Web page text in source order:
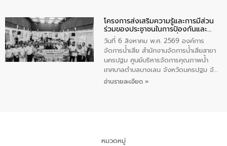
ประชาชน ตัวแทนจากโรงแรมต่างๆ ในเขต
เทศบาลตำบลราไวย์ ศูนย์บริหารจัดการ
คุณภาพน้ำเทศบาลตำบลราไวย์ นำโดยนาย
น้อย แก้วเศษ ผู้จัดการสำนักงานจัดการน้ำ
เสียสาขาภูเก็ต พร้อมด้วยเจ้าหน้าที่ จำนวน
5 คน ร่วมทำกิจกรรม ทำความสะอาด
ชายหาดและแหล่งท่องเที่ยว ณ บริเวณ
โครงการส่งเสริมความรู้และการมีส่วน
ร่วมของประชาชนในการป้องกันและ
แก้ไขปัญหาน้ำเสียอย่างยั่งยืน
วันที่ 6 สิงหาคม พ.ศ. 2569 องค์การ
จัดการน้ำเสีย สำนักงานจัดการน้ำเสียสาขา
นครปฐม ศูนย์บริหารจัดการคุณภาพน้ำ
เทศบาลตำบลบางเลน จังหวัดนครปฐม จัด
กิจกรรมภายใต้โครงการส่งเสริมความรู้และ
จัดการน้ำเสียและสร้างจิตสำนึกในการ
อ่านรายละเอียด »
หมวดหมู่